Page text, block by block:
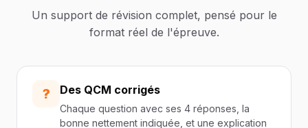
Un support de révision complet, pensé pour le
format réel de l'épreuve.
? Des QCM corrigés
Chaque question avec ses 4 réponses, la
bonne nettement indiquée, et une explication